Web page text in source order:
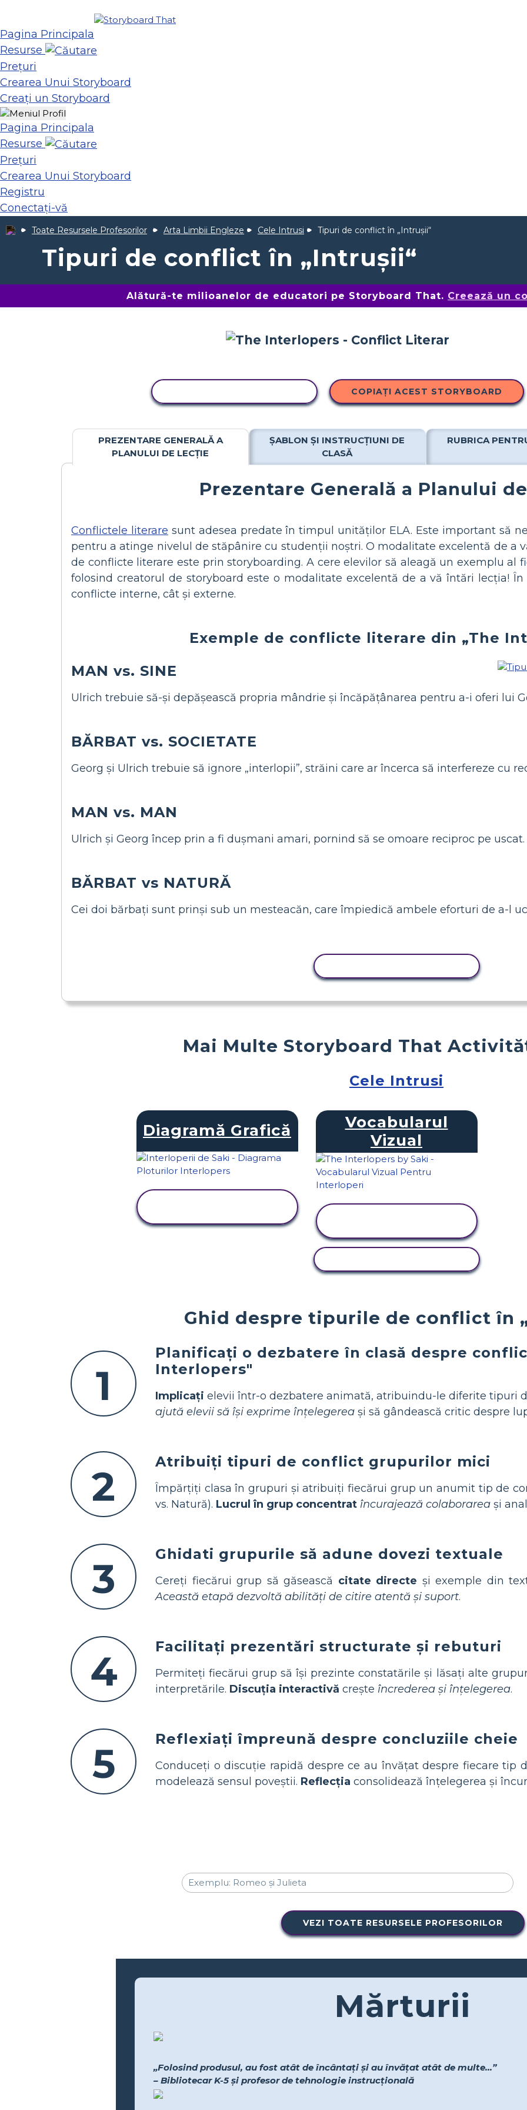
Pagina Principala
Resurse
Prețuri
Crearea Unui Storyboard
Creați un Storyboard
Pagina Principala
Resurse
Prețuri
Crearea Unui Storyboard
Registru
Conectați-vă
Toate Resursele Profesorilor Arta Limbii Engleze Cele Intrusi Tipuri de conflict în „Intrușii“
Tipuri de conflict în „Intrușii“
Alătură-te milioanelor de educatori pe Storyboard That. Creează un
COPIAȚI ACEST STORYBOARD
PREZENTARE GENERALĂ A
PLANULUI DE LECȚIE
ȘABLON ȘI INSTRUCȚIUNI DE
CLASĂ
RUBRICA
Prezentare Generală a Planului
Conflictele literare sunt adesea predate în timpul unităților ELA. Este important să
pentru a atinge nivelul de stăpânire cu studenții noștri. O modalitate excelentă de a
de conflicte literare este prin storyboarding. A cere elevilor să aleagă un exemplu al
folosind creatorul de storyboard este o modalitate excelentă de a vă întări lecția! În
conflicte interne, cât și externe.
Exemple de conflicte literare din „The
MAN vs. SINE
Ulrich trebuie să-și depășească propria mândrie și încăpățânarea pentru a-i oferi lui
BĂRBAT vs. SOCIETATE
Georg și Ulrich trebuie să ignore „interlopii”, străini care ar încerca să interfereze cu
MAN vs. MAN
Ulrich și Georg încep prin a fi dușmani amari, pornind să se omoare reciproc pe uscat.
BĂRBAT vs NATURĂ
Cei doi bărbați sunt prinși sub un mesteacăn, care împiedică ambele eforturi de a-l
Ghid despre tipurile de conflict în
1
Planificați o dezbatere în clasă despre
Interlopers"
Implicați elevii într-o dezbatere animată, atribuindu-le diferite tipuri
ajută elevii să își exprime înțelegerea și să gândească critic despre
2
Atribuiți tipuri de conflict grupurilor mici
Împărțiți clasa în grupuri și atribuiți fiecărui grup un anumit tip de
vs. Natură). Lucrul în grup concentrat încurajează colaborarea și
3
Ghidati grupurile să adune dovezi textuale
Cereți fiecărui grup să găsească citate directe și exemple din
Această etapă dezvoltă abilități de citire atentă și suport.
4
Facilitați prezentări structurate și rebuturi
Permiteți fiecărui grup să își prezinte constatările și lăsați alte
interpretările. Discuția interactivă crește încrederea și înțelegerea.
5
Reflexiați împreună despre concluziile cheie
Conduceți o discuție rapidă despre ce au învățat despre fiecare tip
modelează sensul poveștii. Reflecția consolidează înțelegerea și
Mai Multe Storyboard That
Cele Intrusi
Diagramă Grafică
Vocabularul
Vizual
VEZI TOATE RESURSELE PROFESORILOR
Mărturii
„Folosind produsul, au fost atât de încântați și au învățat atât de multe...”
– Bibliotecar K-5 și profesor de tehnologie instrucțională